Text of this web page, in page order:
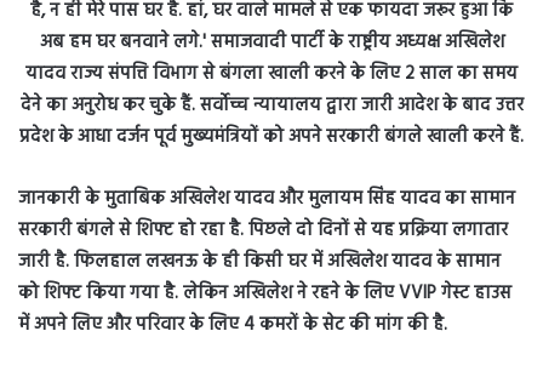
जानकारी के मुताबिक अखिलेश यादव और मुलायम सिंह यादव का सामान
सरकारी बंगले से शिफ्ट हो रहा है. पिछले दो दिनों से यह प्रक्रिया लगातार
जारी है. फिलहाल लखनऊ के ही किसी घर में अखिलेश यादव के सामान
को शिफ्ट किया गया है. लेकिन अखिलेश ने रहने के लिए VVIP गेस्ट हाउस
में अपने लिए और परिवार के लिए 4 कमरों के सेट की मांग की है.